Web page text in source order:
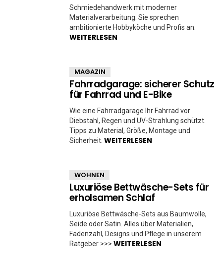
Schmiedehandwerk mit moderner
Materialverarbeitung. Sie sprechen
ambitionierte Hobbyköche und Profis an.
WEITERLESEN
MAGAZIN
Fahrradgarage: sicherer Schutz
für Fahrrad und E-Bike
Wie eine Fahrradgarage Ihr Fahrrad vor
Diebstahl, Regen und UV-Strahlung schützt.
Tipps zu Material, Größe, Montage und
Sicherheit. WEITERLESEN
WOHNEN
Luxuriöse Bettwäsche-Sets für
erholsamen Schlaf
Luxuriöse Bettwäsche-Sets aus Baumwolle,
Seide oder Satin. Alles über Materialien,
Fadenzahl, Designs und Pflege in unserem
Ratgeber >>> WEITERLESEN